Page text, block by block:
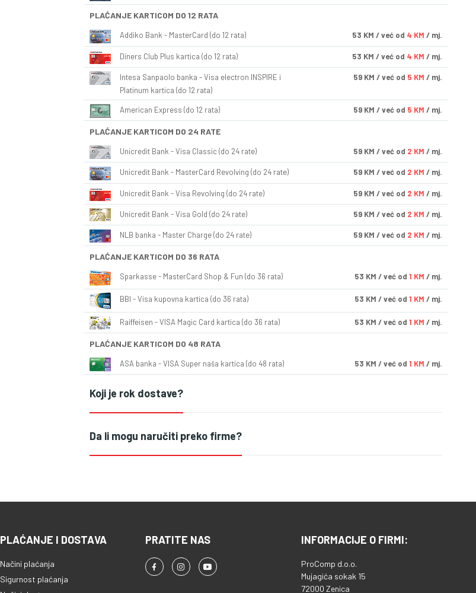
PLAĆANJE KARTICOM DO 12 RATA
Addiko Bank - MasterCard (do 12 rata) 53 KM / već od 4 KM / mj.
Diners Club Plus kartica (do 12 rata) 53 KM / već od 4 KM / mj.
Intesa Sanpaolo banka - Visa electron INSPIRE i
Platinum kartica (do 12 rata)
59 KM / već od 5 KM / mj.
American Express (do 12 rata) 59 KM / već od 5 KM / mj.
PLAĆANJE KARTICOM DO 24 RATE
Unicredit Bank - Visa Classic (do 24 rate) 59 KM / već od 2 KM / mj.
Unicredit Bank - MasterCard Revolving (do 24 rate) 59 KM / već od 2 KM / mj.
Unicredit Bank - Visa Revolving (do 24 rate) 59 KM / već od 2 KM / mj.
Unicredit Bank - Visa Gold (do 24 rate) 59 KM / već od 2 KM / mj.
NLB banka - Master Charge (do 24 rate) 59 KM / već od 2 KM / mj.
PLAĆANJE KARTICOM DO 36 RATA
Sparkasse - MasterCard Shop & Fun (do 36 rata) 53 KM / već od 1 KM / mj.
BBI - Visa kupovna kartica (do 36 rata) 53 KM / već od 1 KM / mj.
Raiffeisen - VISA Magic Card kartica (do 36 rata) 53 KM / već od 1 KM / mj.
PLAĆANJE KARTICOM DO 48 RATA
ASA banka - VISA Super naša kartica (do 48 rata) 53 KM / već od 1 KM / mj.
Koji je rok dostave?
Da li mogu naručiti preko firme?
PLAĆANJE I DOSTAVA
Načini plaćanja
Sigurnost plaćanja
PRATITE NAS INFORMACIJE O FIRMI:
ProComp d.o.o.
Mujagića sokak 15
72000 Zenica